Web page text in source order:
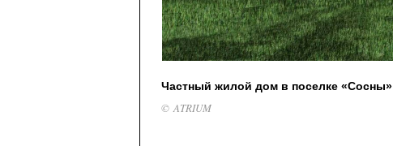
Частный жилой дом в поселке «Сосны»
© ATRIUM